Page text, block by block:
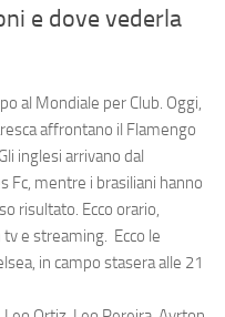
e dove vederla
al Mondiale per Club. Oggi,
affrontano il Flamengo
inglesi arrivano dal
Fc, mentre i brasiliani hanno
risultato. Ecco orario,
e streaming. Ecco le
in campo stasera alle 21